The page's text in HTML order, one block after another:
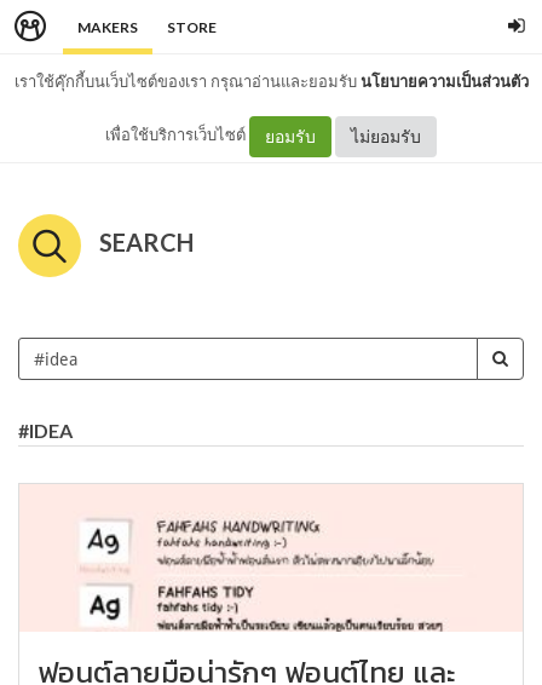
MAKERS STORE
เราใช้คุ๊กกี้บนเว็บไซต์ของเรา กรุณาอ่านและยอมรับนโยบายความเป็นส่วนตัว
เพื่อใช้บริการเว็บไซต์ ยอมรับ ไม่ยอมรับ
SEARCH
#IDEA
ฟอนต์ลายมือน่ารักๆ ฟอนต์ไทย และ